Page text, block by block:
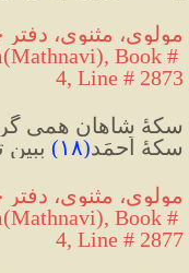
مولوی، مثنوی، دفتر
Book #
4, Line # 2873
سکهٔ شاهان همی
سکهٔ اَحمَد(۱۸) ببین
مولوی، مثنوی، دفتر
Book #
4, Line # 2877